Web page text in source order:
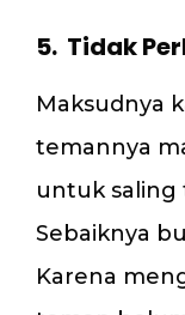
5. Tidak
Maksudnya
temannya
untuk
Sebaiknya
Karena